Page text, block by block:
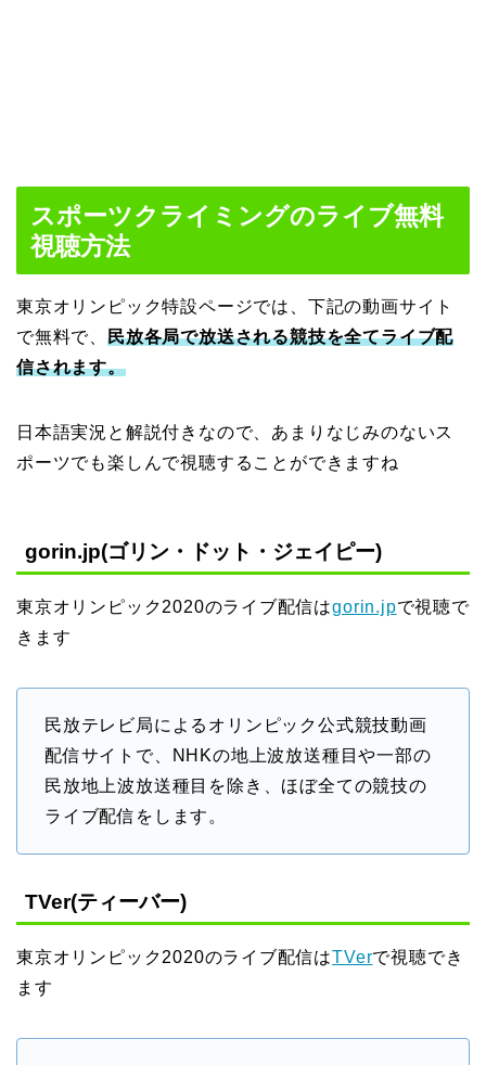
スポーツクライミングのライブ無料
視聴方法
東京オリンピック特設ページでは、下記の動画サイト
で無料で、 民放各局で放送される競技を全てライブ配
信されます。
日本語実況と解説付きなので、あまりなじみのないス
ポーツでも楽しんで視聴することができますね
gorin.jp(ゴリン・ドット・ジェイピー)
東京オリンピック2020のライブ配信はgorin.jpで視聴で
きます
民放テレビ局によるオリンピック公式競技動画
配信サイトで、NHKの地上波放送種目や一部の
民放地上波放送種目を除き、ほぼ全ての競技の
ライブ配信をします。
TVer(ティーバー)
東京オリンピック2020のライブ配信はTVerで視聴でき
ます